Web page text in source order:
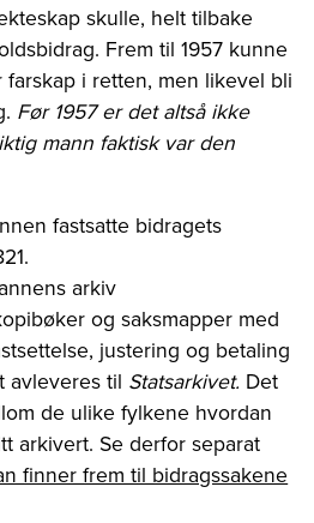
skulle, helt tilbake
Frem til 1957 kunne
i retten, men likevel bli
Før 1957 er det altså ikke
mann faktisk var den
fastsatte bidragets
arkiv
og saksmapper med
justering og betaling
avleveres til Statsarkivet. Det
de ulike fylkene hvordan
arkivert. Se derfor separat
finner frem til bidragssakene